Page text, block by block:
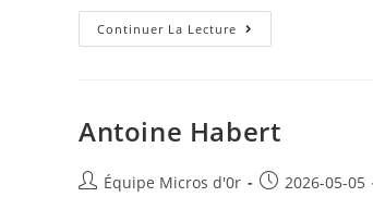
Continuer La Lecture Jano
Résséguié
Antoine Habert
Auteur/autrice
Équipe Micros d'0r
Publication
2026-05-05